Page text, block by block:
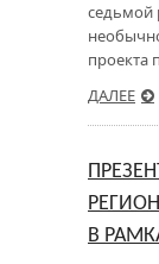
седьмой
проекта
ДАЛЕЕ
В